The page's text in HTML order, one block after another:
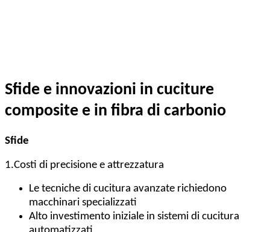
Sfide e innovazioni in cuciture
composite e in fibra di carbonio
Sfide
1.Costi di precisione e attrezzatura
Le tecniche di cucitura avanzate richiedono
macchinari specializzati
Alto investimento iniziale in sistemi di cucitura